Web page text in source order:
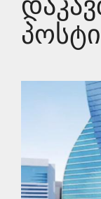
Პოსტი